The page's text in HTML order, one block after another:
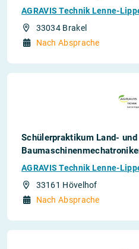
AGRAVIS Technik Lenne-
33034 Brakel
Nach Absprache
Schülerpraktikum Land- und
AGRAVIS Technik Lenne-
33161 Hövelhof
Nach Absprache